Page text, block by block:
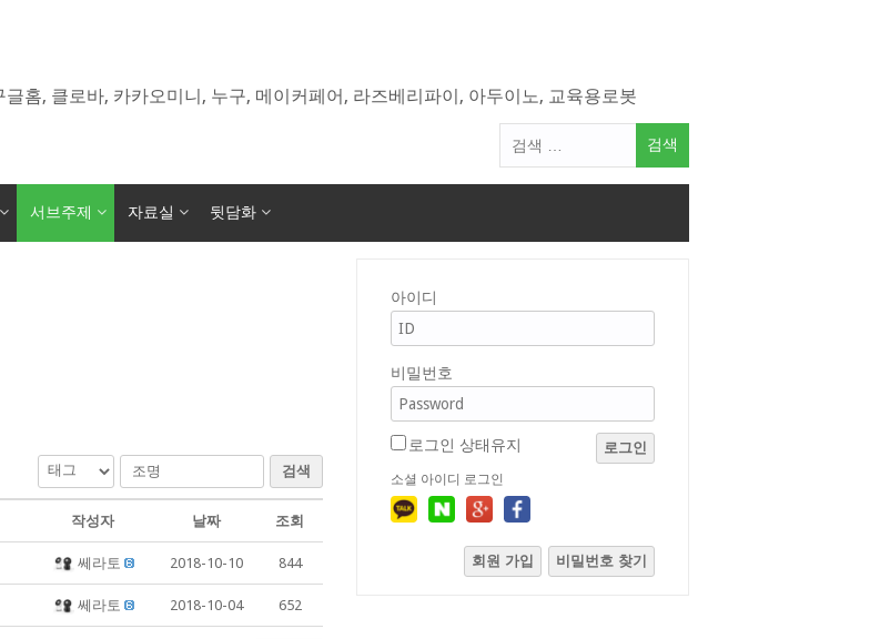
홈, 클로바, 카카오미니, 누구, 메이커페어, 라즈베리파이, 아두이노, 교육용로봇
색
서브주제 자료실 뒷담화
검색
작성자 날짜 조회
쎄라토 2018-10-10 844
쎄라토 2018-10-04 652
아이디
비밀번호
로그인 상태유지 로그인
소셜 아이디 로그인
회원 가입 비밀번호 찾기